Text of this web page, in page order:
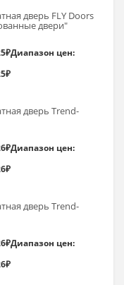
дверь FLY Doors
двери"
₽Диапазон цен:
дверь Trend-
₽Диапазон цен:
дверь Trend-
₽Диапазон цен: